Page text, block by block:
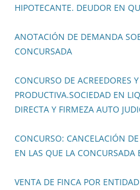
HIPOTECANTE. DEUDOR EN
ANOTACIÓN DE DEMANDA
CONCURSADA
CONCURSO DE ACREEDORES
PRODUCTIVA.SOCIEDAD EN
DIRECTA Y FIRMEZA AUTO
CONCURSO: CANCELACIÓN
EN LAS QUE LA CONCURSADA
VENTA DE FINCA POR